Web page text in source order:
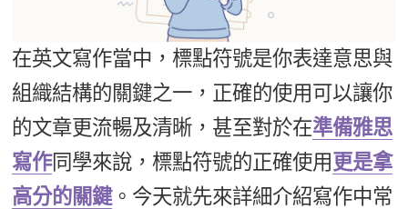
英文寫作
Cengage TED Talks
CNN聽力強化
Let's Talk
西班牙語
外語即時通
兒童美語
點讀筆教材
數位學習教材
在英文寫作當中，標點符號是你表達意思與
組織結構的關鍵之一，正確的使用可以讓你
的文章更流暢及清晰，甚至對於在準備雅思
寫作同學來說，標點符號的正確使用更是拿
高分的關鍵。今天就先來詳細介紹寫作中常